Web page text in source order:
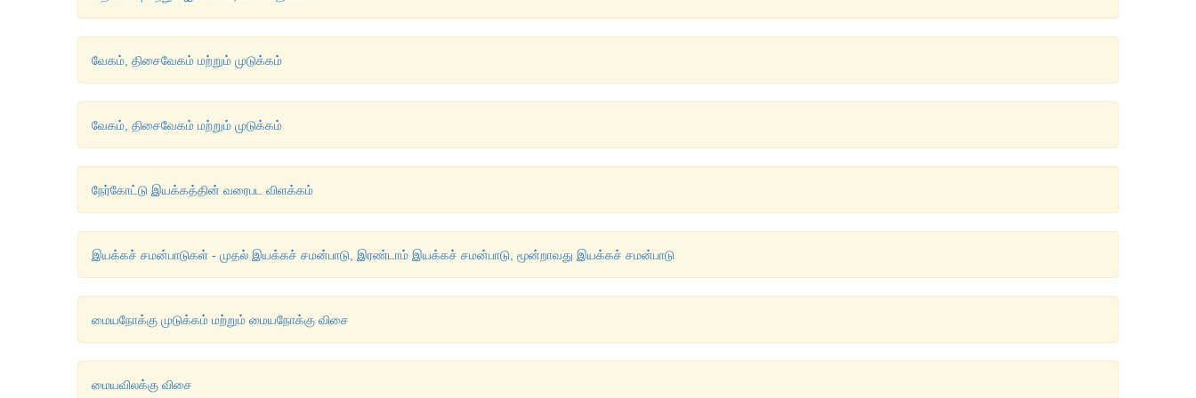
வேகம், திசைவேகம் மற்றும் முடுக்கம்
வேகம், திசைவேகம் மற்றும் முடுக்கம்
நேர்கோட்டு இயக்கத்தின் வரைபட விளக்கம்
இயக்கச் சமன்பாடுகள் - முதல் இயக்கச் சமன்பாடு, இரண்டாம் இயக்கச் சமன்பாடு, மூன்றாவது இயக்கச் சமன்பாடு
மையநோக்கு முடுக்கம் மற்றும் மையநோக்கு விசை
மையவிலக்கு விசை